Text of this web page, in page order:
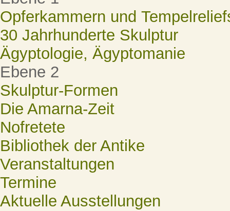
Opferkammern und
30 Jahrhunderte Skulptur
Ägyptologie, Ägyptomanie
Ebene 2
Skulptur-Formen
Die Amarna-Zeit
Nofretete
Bibliothek der Antike
Veranstaltungen
Termine
Aktuelle Ausstellungen